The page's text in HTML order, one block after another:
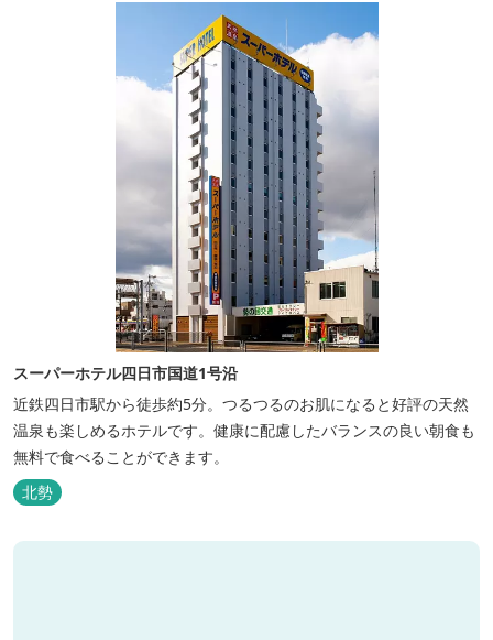
スーパーホテル四日市国道1号沿
近鉄四日市駅から徒歩約5分。つるつるのお肌になると好評の天然
温泉も楽しめるホテルです。健康に配慮したバランスの良い朝食も
無料で食べることができます。
北勢